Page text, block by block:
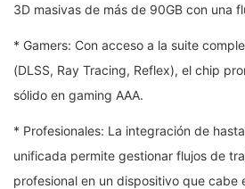
3D masivas de más de 90GB con una
* Gamers: Con acceso a la suite
(DLSS, Ray Tracing, Reflex), el chip
sólido en gaming AAA.
* Profesionales: La integración de
unificada permite gestionar flujos de
profesional en un dispositivo que cabe